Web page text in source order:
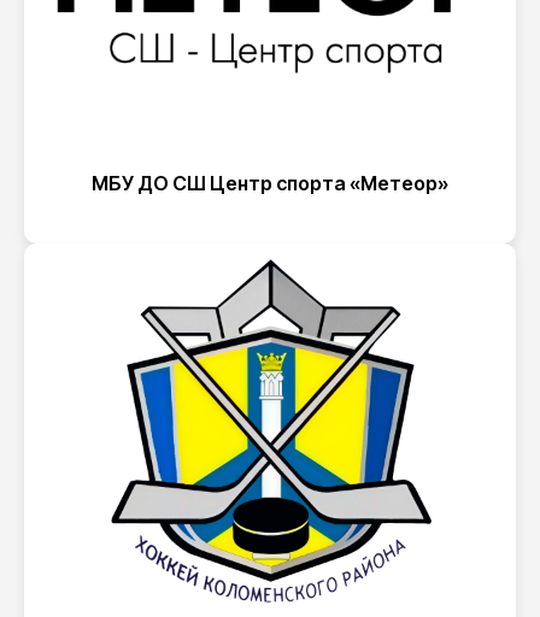
МБУ ДО СШ Центр спорта «Метеор»